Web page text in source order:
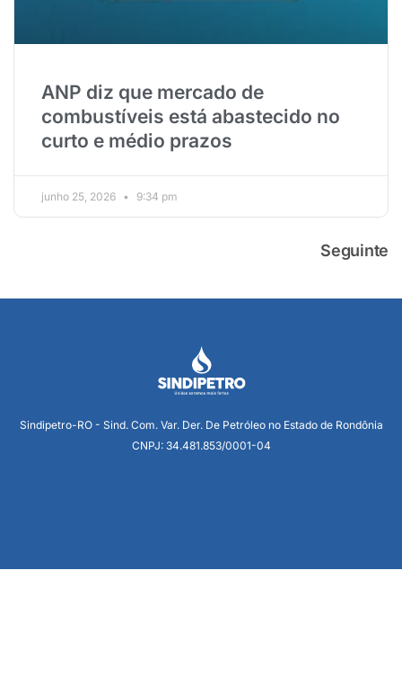
ANP diz que mercado de
combustíveis está abastecido no
curto e médio prazos
junho 25, 2026 9:34 pm
Seguinte
Sindipetro-RO - Sind. Com. Var. Der. De Petróleo no Estado de Rondônia
CNPJ: 34.481.853/0001-04